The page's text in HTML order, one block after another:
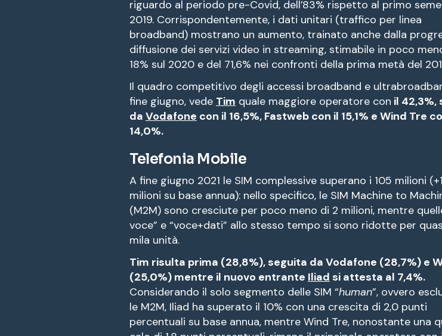
riguardo al periodo pre-Covid, dell’83% rispetto al primo
2019. Corrispondentemente, i dati unitari (traffico per linea
broadband) mostrano un aumento, trainato anche dalla
diffusione dei servizi video in streaming, stimabile in poco
18% sul 2020 e del 71,6% nei confronti della prima metà del
Il quadro competitivo degli accessi broadband e
fine giugno, vede Tim quale maggiore operatore con il 42,3%,
da Vodafone con il 16,5%, Fastweb con il 15,1% e Wind Tre
14,0%.
Telefonia Mobile
A fine giugno 2021 le SIM complessive superano i 105 milioni
milioni su base annua): nello specifico, le SIM Machine to
(M2M) sono cresciute per poco meno di 2 milioni, mentre
voce” e “voce+dati” allo stesso tempo si sono ridotte per
mila unità.
Tim risulta prima (28,8%), seguita da Vodafone (28,7%) e
(25,0%) mentre il nuovo entrante Iliad si attesta al 7,4%.
Considerando il solo segmento delle SIM “human”, ovvero
le M2M, Iliad ha superato il 10% con una crescita di 2,0 punti
percentuali su base annua, mentre Wind Tre, nonostante una